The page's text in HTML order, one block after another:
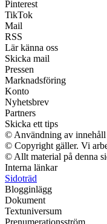
Pinterest
TikTok
Mail
RSS
Lär känna oss
Skicka mail
Pressen
Marknadsföring
Konto
Nyhetsbrev
Partners
Skicka ett tips
© Användning av
© Copyright gäller. Vi
© Allt material på denna
Interna länkar
Sidoträd
Blogginlägg
Dokument
Textuniversum